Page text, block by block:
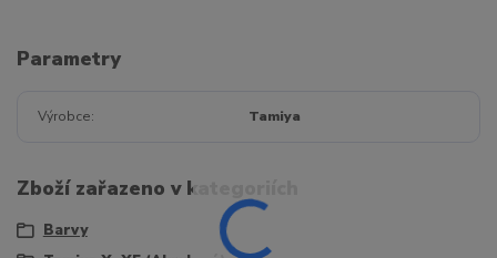
Parametry
Výrobce Tamiya
Zboží zařazeno v kategoriích
Barvy